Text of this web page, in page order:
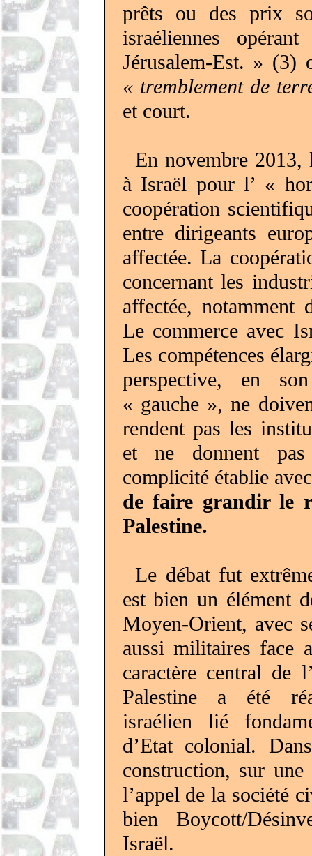
prêts ou des prix
israéliennes
Jérusalem-Est. » (3)
« tremblement de
et court.
En novembre 2013,
à Israël pour l’ «
coopération
entre dirigeants
affectée. La
concernant les
affectée, notamment
Le commerce avec
Les compétences
perspective, en
« gauche », ne
rendent pas les
et ne donnent
complicité établie
de faire grandir le
Palestine.
Le débat fut
est bien un élément
Moyen-Orient, avec
aussi militaires face
caractère central de
Palestine a été
israélien lié
d’Etat colonial.
construction, sur une
l’appel de la société
bien Boycott/
Israël.